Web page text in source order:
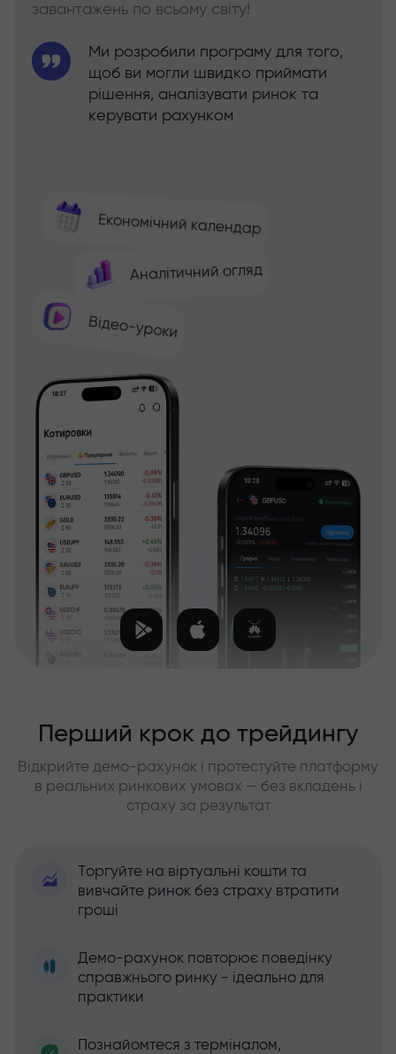
завантажень по всьому світу!
Економічний календар
Аналітичний огляд
Відео-уроки
Ми розробили програму для того,
щоб ви могли швидко приймати
рішення, аналізувати ринок та
керувати рахунком
Перший крок до трейдингу
Відкрийте демо-рахунок і протестуйте платформу
в реальних ринкових умовах — без вкладень і
страху за результат
Торгуйте на віртуальні кошти та
вивчайте ринок без страху втратити
гроші
Демо-рахунок повторює поведінку
справжнього ринку - ідеально для
практики
Познайомтеся з терміналом,